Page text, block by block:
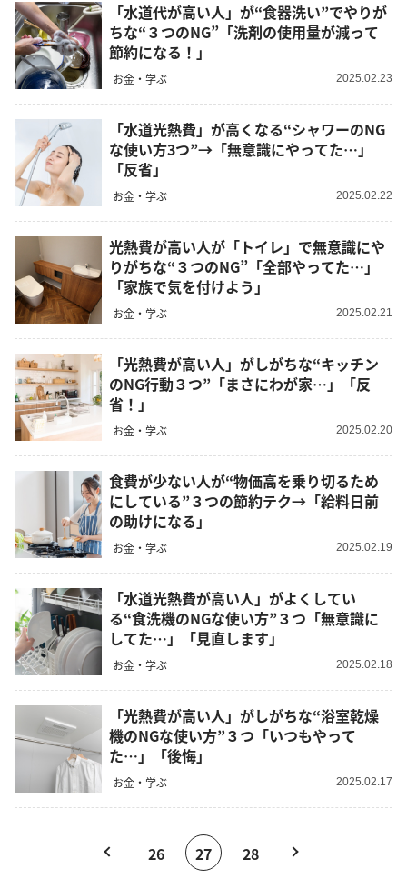
「水道代が高い人」が“食器洗い”でやりが
ちな“３つのNG”「洗剤の使用量が減って
節約になる！」
お金・学ぶ 2025.02.23
「水道光熱費」が高くなる“シャワーのNG
な使い方3つ”→「無意識にやってた…」
「反省」
お金・学ぶ 2025.02.22
光熱費が高い人が「トイレ」で無意識にや
りがちな“３つのNG”「全部やってた…」
「家族で気を付けよう」
お金・学ぶ 2025.02.21
「光熱費が高い人」がしがちな“キッチン
のNG行動３つ”「まさにわが家…」「反
省！」
お金・学ぶ 2025.02.20
食費が少ない人が“物価高を乗り切るため
にしている”３つの節約テク→「給料日前
の助けになる」
お金・学ぶ 2025.02.19
「水道光熱費が高い人」がよくしてい
る“食洗機のNGな使い方”３つ「無意識に
してた…」「見直します」
お金・学ぶ 2025.02.18
「光熱費が高い人」がしがちな“浴室乾燥
機のNGな使い方”３つ「いつもやって
た…」「後悔」
お金・学ぶ 2025.02.17
26 27 28